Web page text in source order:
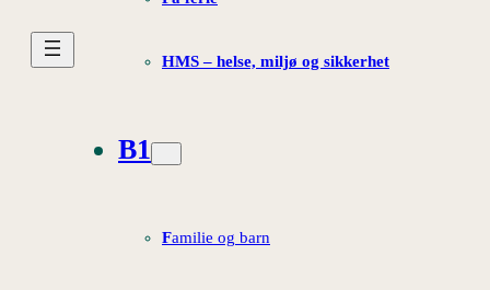
HMS – helse, miljø og sikkerhet
B1
Familie og barn